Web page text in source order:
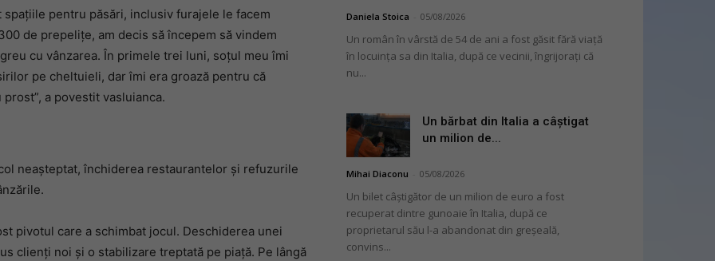
pentru păsări, inclusiv furajele le facem
de prepeliţe, am decis să începem să vindem
cu vânzarea. În primele trei luni, soţul meu îmi
pe cheltuieli, dar îmi era groază pentru că
a povestit vasluianca.
neașteptat, închiderea restaurantelor și refuzurile
pivotul care a schimbat jocul. Deschiderea unei
clienți noi și o stabilizare treptată pe piață. Pe lângă
Daniela Stoica 05/08/2026
Un român în vârstă de 54 de ani a fost găsit fără viață
în locuința sa din Italia, după ce vecinii, îngrijorați că
nu...
Un bărbat din Italia a câștigat
un milion de...
Mihai Diaconu 05/08/2026
Un bilet câștigător de un milion de euro a fost
recuperat dintre gunoaie în Italia, după ce
proprietarul său l-a abandonat din greșeală,
convins...